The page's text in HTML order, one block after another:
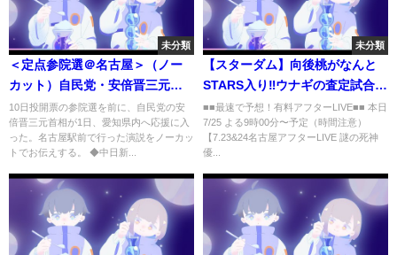
未分類
＜定点参院選＠名古屋＞（ノー
カット）自民党・安倍晋三元首
相が名古屋駅前で街頭演説
10日投開票の参院選を前に、自民党の安
倍晋三元首相が1日、愛知県内へ応援に入
った。名古屋駅前で行った演説をノーカッ
トでお伝えする。 ◆中日新...
未分類
【スターダム】向後桃がなんと
STARS入り‼ウナギの査定試合で
コズエンを拒否！STARS勝利後
に向後桃が直訴し岩谷麻優が英
断！葉月が教育係に！STARSは
【STARDOM】
■■最速で予想！有料アフターLIVE■■ 本日
7/25 よる9時00分〜予定（時間注意）
【7.23&24名古屋アフターLIVE 謎の死神
優...